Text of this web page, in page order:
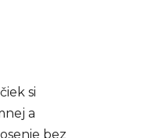
si
a
bez